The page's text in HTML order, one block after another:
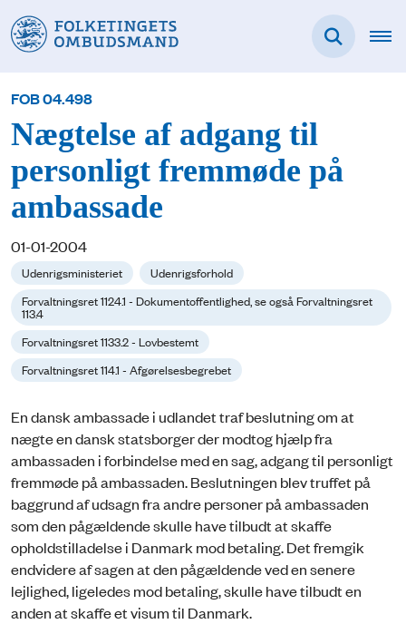
FOB 04.498
Nægtelse af adgang til
personligt fremmøde på
ambassade
01-01-2004
Udenrigsministeriet
Udenrigsforhold
Forvaltningsret 1124.1 - Dokumentoffentlighed, se også Forvaltningsret
113.4
Forvaltningsret 1133.2 - Lovbestemt
Forvaltningsret 114.1 - Afgørelsesbegrebet
En dansk ambassade i udlandet traf beslutning om at
nægte en dansk statsborger der modtog hjælp fra
ambassaden i forbindelse med en sag, adgang til personligt
fremmøde på ambassaden. Beslutningen blev truffet på
baggrund af udsagn fra andre personer på ambassaden
som den pågældende skulle have tilbudt at skaffe
opholdstilladelse i Danmark mod betaling. Det fremgik
endvidere af sagen at den pågældende ved en senere
lejlighed, ligeledes mod betaling, skulle have tilbudt en
anden at skaffe et visum til Danmark.